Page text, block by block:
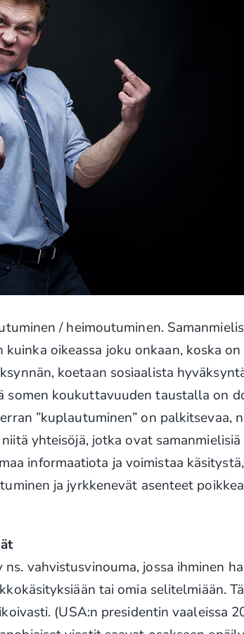
/ heimoutuminen.
oikeassa joku onkaan, koska on
koetaan sosiaalista
koukuttavuuden taustalla on
”kuplautuminen” on palkitsevaa,
yhteisöjä, jotka ovat samanmielisiä
informaatiota ja voimistaa
ja jyrkkenevät asenteet
vahvistusvinouma, jossa ihminen
tai omia selitelmiään.
(USA:n presidentin vaaleissa